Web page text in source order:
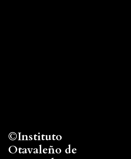
©Instituto
Otavaleño de